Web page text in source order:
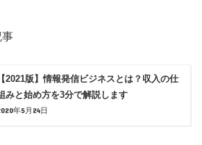
事
【2021版】情報発信ビジネスとは？収入の仕
みと始め方を3分で解説します
年5月24日